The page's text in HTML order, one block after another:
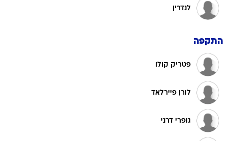
לנדרין
התקפה
פטריק קולו
לורן פיירלאד
גופרי דרני